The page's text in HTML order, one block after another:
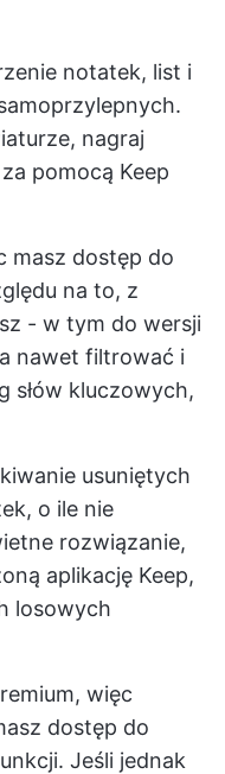
notatek, list i
nagraj
pomocą Keep
masz dostęp do
na to, z
- w tym do wersji
nawet filtrować i
słów kluczowych,
usuniętych
o ile nie
rozwiązanie,
aplikację Keep,
losowych
więc
dostęp do
Jeśli jednak